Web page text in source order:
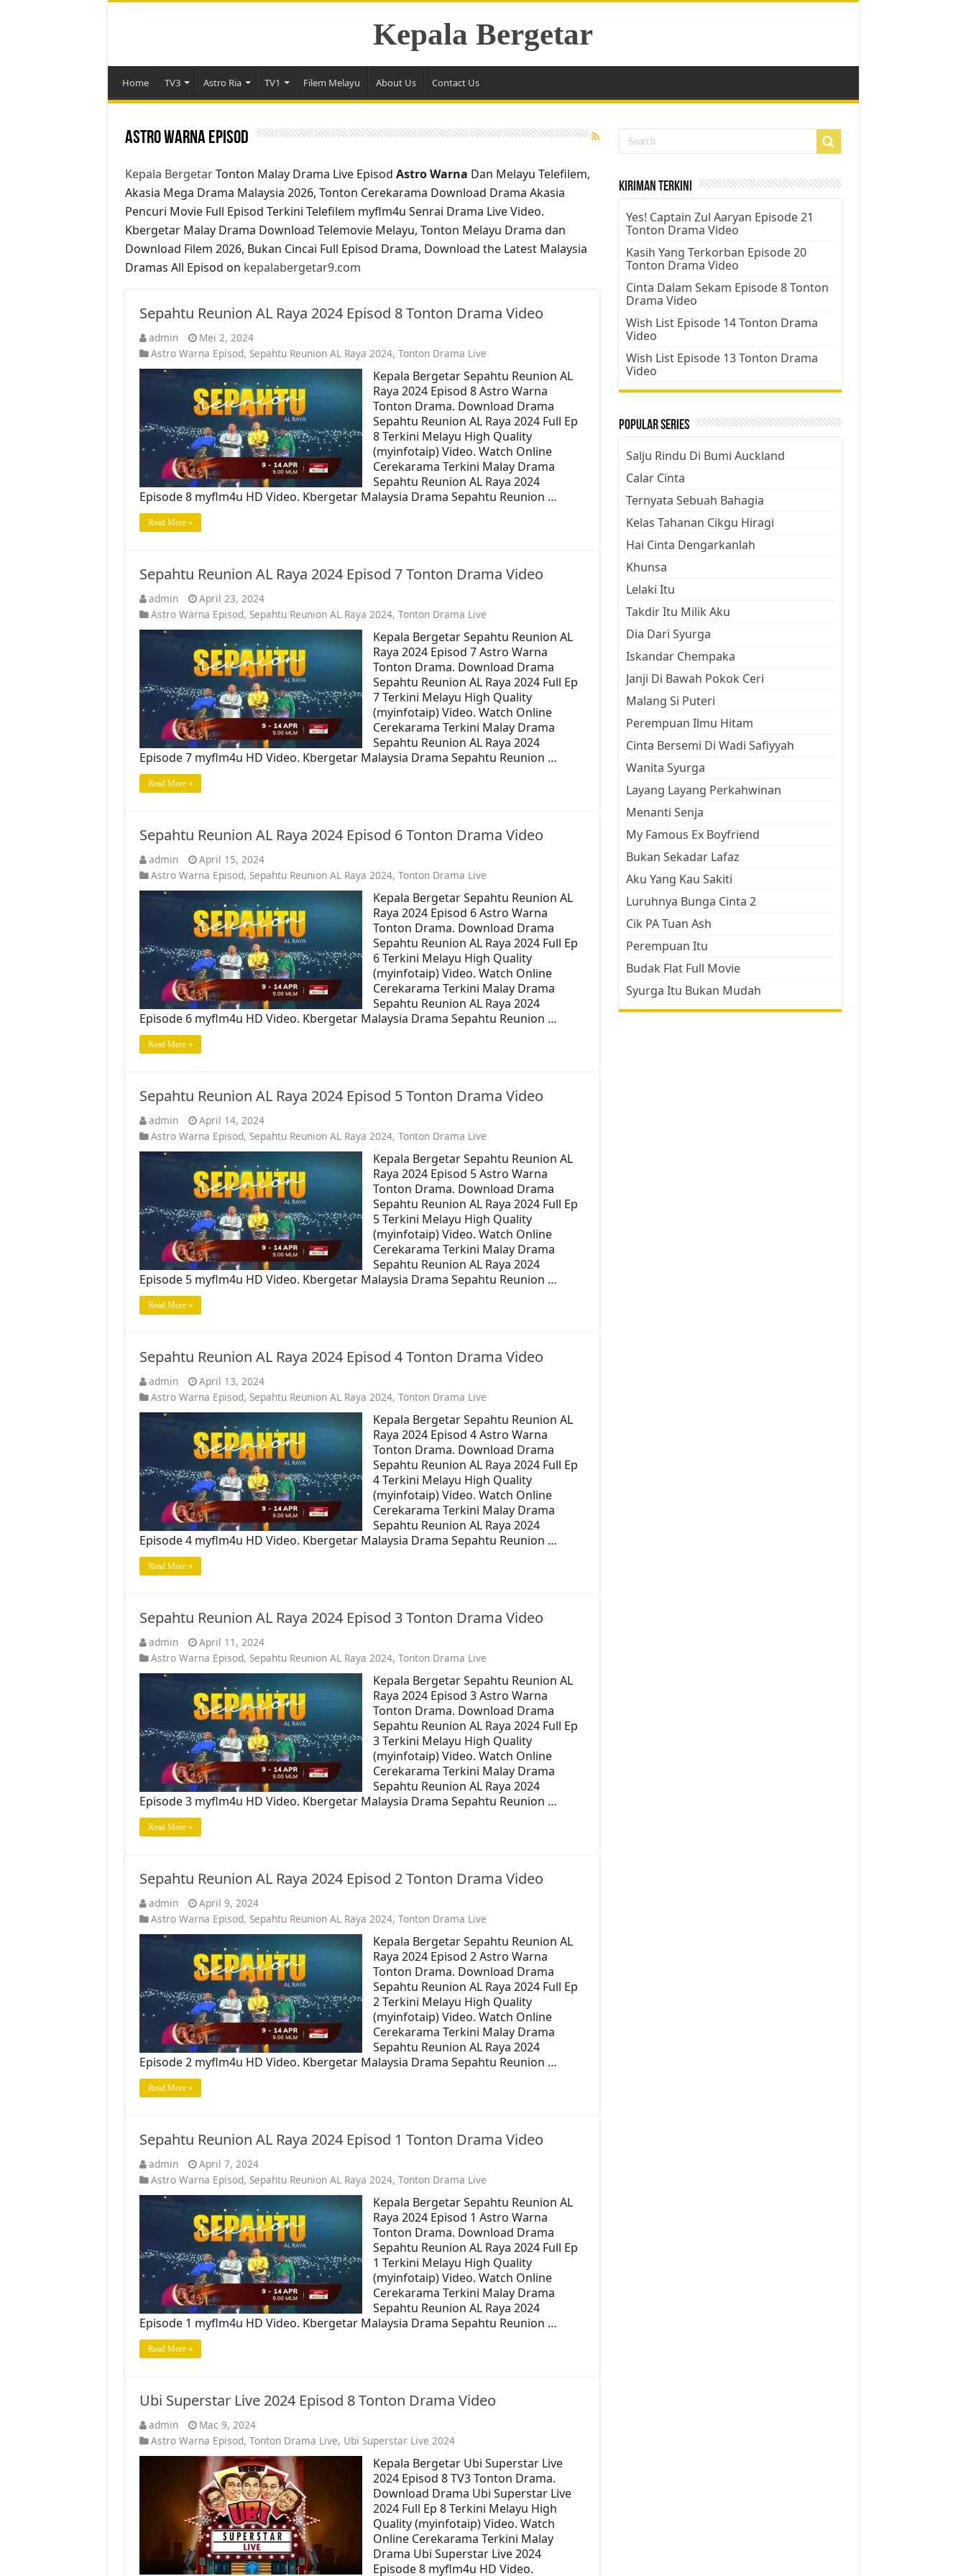
Kepala Bergetar
Home TV3 Astro Ria TV1 Filem Melayu About Us Contact Us
Astro Warna Episod
Kepala BergetarTonton Malay Drama Live Episod Astro Warna Dan Melayu Telefilem,
Akasia Mega Drama Malaysia 2026, Tonton Cerekarama Download Drama Akasia
Pencuri Movie Full Episod Terkini Telefilem myflm4u Senrai Drama Live Video.
Kbergetar Malay Drama Download Telemovie Melayu, Tonton Melayu Drama dan
Download Filem 2026, Bukan Cincai Full Episod Drama, Download the Latest Malaysia
Dramas All Episod on kepalabergetar9.com
Sepahtu Reunion AL Raya 2024 Episod 8 Tonton Drama Video
admin
Mei 2, 2024
Astro Warna Episod, Sepahtu Reunion AL Raya 2024, Tonton Drama Live
Kepala Bergetar Sepahtu Reunion AL
Raya 2024 Episod 8 Astro Warna
Tonton Drama. Download Drama
Sepahtu Reunion AL Raya 2024 Full Ep
8 Terkini Melayu High Quality
(myinfotaip) Video. Watch Online
Cerekarama Terkini Malay Drama
Sepahtu Reunion AL Raya 2024
Episode 8 myflm4u HD Video. Kbergetar Malaysia Drama Sepahtu Reunion …
Read More »
Sepahtu Reunion AL Raya 2024 Episod 7 Tonton Drama Video
admin
April 23, 2024
Astro Warna Episod, Sepahtu Reunion AL Raya 2024, Tonton Drama Live
Kepala Bergetar Sepahtu Reunion AL
Raya 2024 Episod 7 Astro Warna
Tonton Drama. Download Drama
Sepahtu Reunion AL Raya 2024 Full Ep
7 Terkini Melayu High Quality
(myinfotaip) Video. Watch Online
Cerekarama Terkini Malay Drama
Sepahtu Reunion AL Raya 2024
Episode 7 myflm4u HD Video. Kbergetar Malaysia Drama Sepahtu Reunion …
Read More »
Sepahtu Reunion AL Raya 2024 Episod 6 Tonton Drama Video
admin
April 15, 2024
Astro Warna Episod, Sepahtu Reunion AL Raya 2024, Tonton Drama Live
Kepala Bergetar Sepahtu Reunion AL
Raya 2024 Episod 6 Astro Warna
Tonton Drama. Download Drama
Sepahtu Reunion AL Raya 2024 Full Ep
6 Terkini Melayu High Quality
(myinfotaip) Video. Watch Online
Cerekarama Terkini Malay Drama
Sepahtu Reunion AL Raya 2024
Episode 6 myflm4u HD Video. Kbergetar Malaysia Drama Sepahtu Reunion …
Read More »
Sepahtu Reunion AL Raya 2024 Episod 5 Tonton Drama Video
admin
April 14, 2024
Astro Warna Episod, Sepahtu Reunion AL Raya 2024, Tonton Drama Live
Kepala Bergetar Sepahtu Reunion AL
Raya 2024 Episod 5 Astro Warna
Tonton Drama. Download Drama
Sepahtu Reunion AL Raya 2024 Full Ep
5 Terkini Melayu High Quality
(myinfotaip) Video. Watch Online
Cerekarama Terkini Malay Drama
Sepahtu Reunion AL Raya 2024
Episode 5 myflm4u HD Video. Kbergetar Malaysia Drama Sepahtu Reunion …
Read More »
Sepahtu Reunion AL Raya 2024 Episod 4 Tonton Drama Video
admin
April 13, 2024
Astro Warna Episod, Sepahtu Reunion AL Raya 2024, Tonton Drama Live
Kepala Bergetar Sepahtu Reunion AL
Raya 2024 Episod 4 Astro Warna
Tonton Drama. Download Drama
Sepahtu Reunion AL Raya 2024 Full Ep
4 Terkini Melayu High Quality
(myinfotaip) Video. Watch Online
Cerekarama Terkini Malay Drama
Sepahtu Reunion AL Raya 2024
Episode 4 myflm4u HD Video. Kbergetar Malaysia Drama Sepahtu Reunion …
Read More »
Sepahtu Reunion AL Raya 2024 Episod 3 Tonton Drama Video
admin
April 11, 2024
Astro Warna Episod, Sepahtu Reunion AL Raya 2024, Tonton Drama Live
Kepala Bergetar Sepahtu Reunion AL
Raya 2024 Episod 3 Astro Warna
Tonton Drama. Download Drama
Sepahtu Reunion AL Raya 2024 Full Ep
3 Terkini Melayu High Quality
(myinfotaip) Video. Watch Online
Cerekarama Terkini Malay Drama
Sepahtu Reunion AL Raya 2024
Episode 3 myflm4u HD Video. Kbergetar Malaysia Drama Sepahtu Reunion …
Read More »
Sepahtu Reunion AL Raya 2024 Episod 2 Tonton Drama Video
admin
April 9, 2024
Astro Warna Episod, Sepahtu Reunion AL Raya 2024, Tonton Drama Live
Kepala Bergetar Sepahtu Reunion AL
Raya 2024 Episod 2 Astro Warna
Tonton Drama. Download Drama
Sepahtu Reunion AL Raya 2024 Full Ep
2 Terkini Melayu High Quality
(myinfotaip) Video. Watch Online
Cerekarama Terkini Malay Drama
Sepahtu Reunion AL Raya 2024
Episode 2 myflm4u HD Video. Kbergetar Malaysia Drama Sepahtu Reunion …
Read More »
Sepahtu Reunion AL Raya 2024 Episod 1 Tonton Drama Video
admin
April 7, 2024
Astro Warna Episod, Sepahtu Reunion AL Raya 2024, Tonton Drama Live
Kepala Bergetar Sepahtu Reunion AL
Raya 2024 Episod 1 Astro Warna
Tonton Drama. Download Drama
Sepahtu Reunion AL Raya 2024 Full Ep
1 Terkini Melayu High Quality
(myinfotaip) Video. Watch Online
Cerekarama Terkini Malay Drama
Sepahtu Reunion AL Raya 2024
Episode 1 myflm4u HD Video. Kbergetar Malaysia Drama Sepahtu Reunion …
Read More »
Ubi Superstar Live 2024 Episod 8 Tonton Drama Video
admin
Mac 9, 2024
Astro Warna Episod, Tonton Drama Live, Ubi Superstar Live 2024
Kepala Bergetar Ubi Superstar Live
2024 Episod 8 TV3 Tonton Drama.
Download Drama Ubi Superstar Live
2024 Full Ep 8 Terkini Melayu High
Quality (myinfotaip) Video. Watch
Online Cerekarama Terkini Malay
Drama Ubi Superstar Live 2024
Episode 8 myflm4u HD Video.
Kiriman Terkini
Yes! Captain Zul Aaryan Episode 21
Tonton Drama Video
Kasih Yang Terkorban Episode 20
Tonton Drama Video
Cinta Dalam Sekam Episode 8 Tonton
Drama Video
Wish List Episode 14 Tonton Drama
Video
Wish List Episode 13 Tonton Drama
Video
Popular Series
Salju Rindu Di Bumi Auckland
Calar Cinta
Ternyata Sebuah Bahagia
Kelas Tahanan Cikgu Hiragi
Hai Cinta Dengarkanlah
Khunsa
Lelaki Itu
Takdir Itu Milik Aku
Dia Dari Syurga
Iskandar Chempaka
Janji Di Bawah Pokok Ceri
Malang Si Puteri
Perempuan Ilmu Hitam
Cinta Bersemi Di Wadi Safiyyah
Wanita Syurga
Layang Layang Perkahwinan
Menanti Senja
My Famous Ex Boyfriend
Bukan Sekadar Lafaz
Aku Yang Kau Sakiti
Luruhnya Bunga Cinta 2
Cik PA Tuan Ash
Perempuan Itu
Budak Flat Full Movie
Syurga Itu Bukan Mudah